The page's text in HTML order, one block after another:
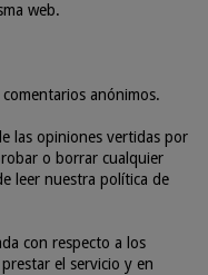
web.
anónimos.
las opiniones vertidas por
o borrar cualquier
leer nuestra política de
con respecto a los
el servicio y en